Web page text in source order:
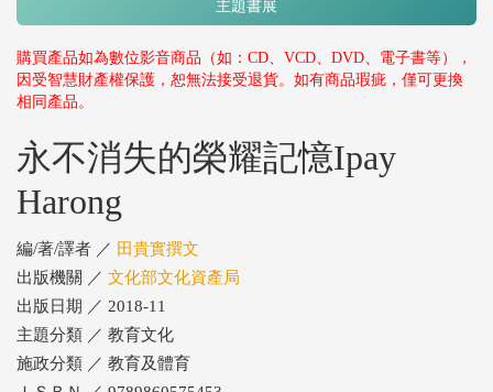
主題書展
購買產品如為數位影音商品（如：CD、VCD、DVD、電子書等），
因受智慧財產權保護，恕無法接受退貨。如有商品瑕疵，僅可更換
相同產品。
永不消失的榮耀記憶Ipay
Harong
編/著/譯者 ／ 田貴實撰文
出版機關 ／ 文化部文化資產局
出版日期 ／ 2018-11
主題分類 ／ 教育文化
施政分類 ／ 教育及體育